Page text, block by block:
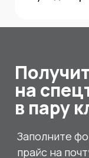
Заполните
прайс на
на
в пару